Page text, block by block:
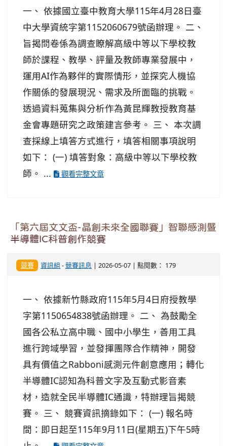
一、 依據國立臺中教育大學115年4月28日臺
中大學資統字第1152060679號函辦理。 二、
旨揭問卷係為調查瞭解高級中等以下學校教
師於課程、教學、評量及教師專業發展中，
運用AI作為夥伴的實際情形，並探究人機協
作關係的發展現況、需求及所面臨的挑戰。
透過資料蒐集與分析作為黃昆輝教授教育基
金會專題研究之政策建言參考。 三、 本次調
查採線上填答方式進行，填答相關事項說明
如下： (一) 填答對象：高級中等以下學校教
師。 ...
觀看完整文章
「第六屆文文盃-晶創未來全國聯賽」智聯感測暨
半導體IC科普創作競賽
競賽 資訊組 -競賽訊息 | 2026-05-07 | 點閱數： 179
一、 依據新竹縣政府115年5月4日府授教學
字第1150654838號函辦理。 二、 為鼓勵全
國各公私立高中職、國中小學生，善用工具
進行跨域學習，並發揮團隊合作精神，開發
具有價值之Rabboni感測元件創意應用；轉化
半導體IC認知為科普文字及互動式影音素
材，造就全民半導體IC通識，特辦理旨揭競
賽。 三、 競賽資訊摘錄如下： (一) 報名時
間：即日起至115年9月11日(星期五)下午5時